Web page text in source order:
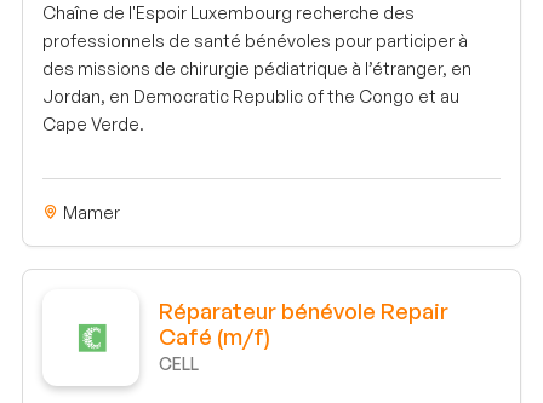
Chaîne de l'Espoir Luxembourg recherche des
professionnels de santé bénévoles pour participer à
des missions de chirurgie pédiatrique à l’étranger, en
Jordan, en Democratic Republic of the Congo et au
Cape Verde.
Mamer
Réparateur bénévole Repair
Café (m/f)
CELL